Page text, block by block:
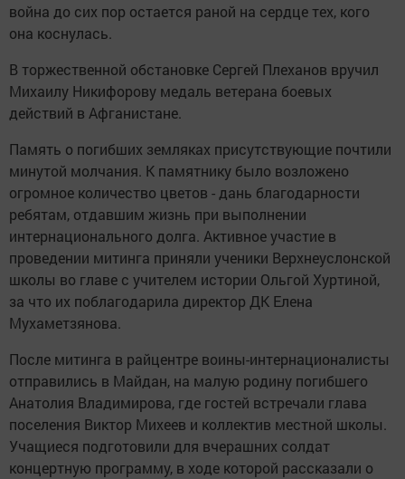
война до сих пор остается раной на сердце тех, кого
она коснулась.
В торжественной обстановке Сергей Плеханов вручил
Михаилу Никифорову медаль ветерана боевых
действий в Афганистане.
Память о погибших земляках присутствующие почтили
минутой молчания. К памятнику было возложено
огромное количество цветов - дань благодарности
ребятам, отдавшим жизнь при выполнении
интернационального долга. Активное участие в
проведении митинга приняли ученики Верхнеуслонской
школы во главе с учителем истории Ольгой Хуртиной,
за что их поблагодарила директор ДК Елена
Мухаметзянова.
После митинга в райцентре воины-интернационалисты
отправились в Майдан, на малую родину погибшего
Анатолия Владимирова, где гостей встречали глава
поселения Виктор Михеев и коллектив местной школы.
Учащиеся подготовили для вчерашних солдат
концертную программу, в ходе которой рассказали о